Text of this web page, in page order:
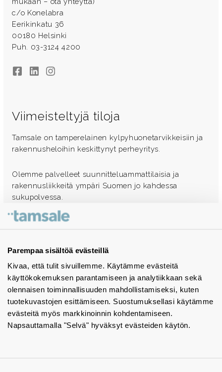
Parempaa sisältöä evästeillä
Kivaa, että tulit sivuillemme. Käytämme evästeitä
käyttökokemuksen parantamiseen ja analytiikkaan sekä
olennaisen toiminnallisuuden mahdollistamiseksi, kuten
tuotekuvastojen esittämiseen. Suostumuksellasi käytämme
evästeitä myös markkinoinnin kohdentamiseen.
Napsauttamalla "Selvä" hyväksyt evästeiden käytön.
c/o Konelabra
Eerikinkatu 36
00180 Helsinki
Puh. 03-3124 4200
FacebookLinkedInInstagram
Viimeisteltyjä tiloja
Tamsale on tamperelainen kylpyhuonetarvikkeisiin ja
rakennusheloihin keskittynyt perheyritys.
Olemme palvelleet suunnitteluammattilaisia ja
rakennusliikkeitä ympäri Suomen jo kahdessa
sukupolvessa.
Ota yhteyttä - autamme mielellämme
Tuotekuvastot
Instagram
BIM-objektit
Yhteystiedot
Tiedotteet